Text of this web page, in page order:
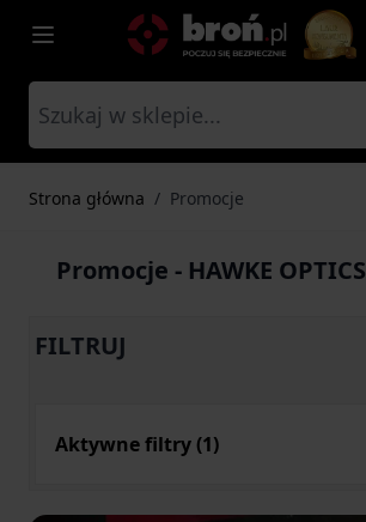
Przejdź do treści
Strona główna / Promocje
Promocje - HAWKE OPTICS
FILTRUJ
Aktywne filtry (1)